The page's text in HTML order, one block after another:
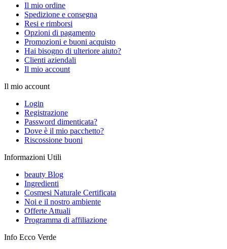
Il mio ordine
Spedizione e consegna
Resi e rimborsi
Opzioni di pagamento
Promozioni e buoni acquisto
Hai bisogno di ulteriore aiuto?
Clienti aziendali
Il mio account
Il mio account
Login
Registrazione
Password dimenticata?
Dove è il mio pacchetto?
Riscossione buoni
Informazioni Utili
beauty Blog
Ingredienti
Cosmesi Naturale Certificata
Noi e il nostro ambiente
Offerte Attuali
Programma di affiliazione
Info Ecco Verde